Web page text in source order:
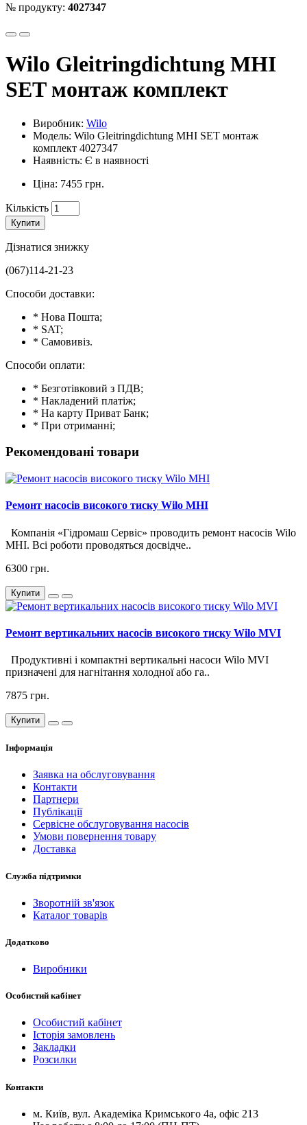
№ продукту: 4027347
Wilo Gleitringdichtung MHI
SET монтаж комплект
Виробник: Wilo
Модель: Wilo Gleitringdichtung MHI SET монтаж
комплект 4027347
Наявність: Є в наявності
Ціна: 7455 грн.
Кількість
Купити
Дізнатися знижку
(067)114-21-23
Способи доставки:
* Нова Пошта;
* SAT;
* Самовивіз.
Способи оплати:
* Безготівковий з ПДВ;
* Накладений платіж;
* На карту Приват Банк;
* При отриманні;
Рекомендовані товари
Ремонт насосів високого тиску Wilo MHI
Компанія «Гідромаш Сервіс» проводить ремонт насосів Wilo
MHI. Всі роботи проводяться досвідче..
6300 грн.
Купити
Ремонт вертикальних насосів високого тиску Wilo MVI
Продуктивні і компактні вертикальні насоси Wilo MVI
призначені для нагнітання холодної або га..
7875 грн.
Купити
Інформація
Заявка на обслуговування
Контакти
Партнери
Публікації
Сервісне обслуговування насосів
Умови повернення товару
Доставка
Служба підтримки
Зворотній зв'язок
Каталог товарів
Додатково
Виробники
Особистий кабінет
Особистий кабінет
Історія замовлень
Закладки
Розсилки
Контакти
м. Київ, вул. Академіка Кримського 4а, офіс 213